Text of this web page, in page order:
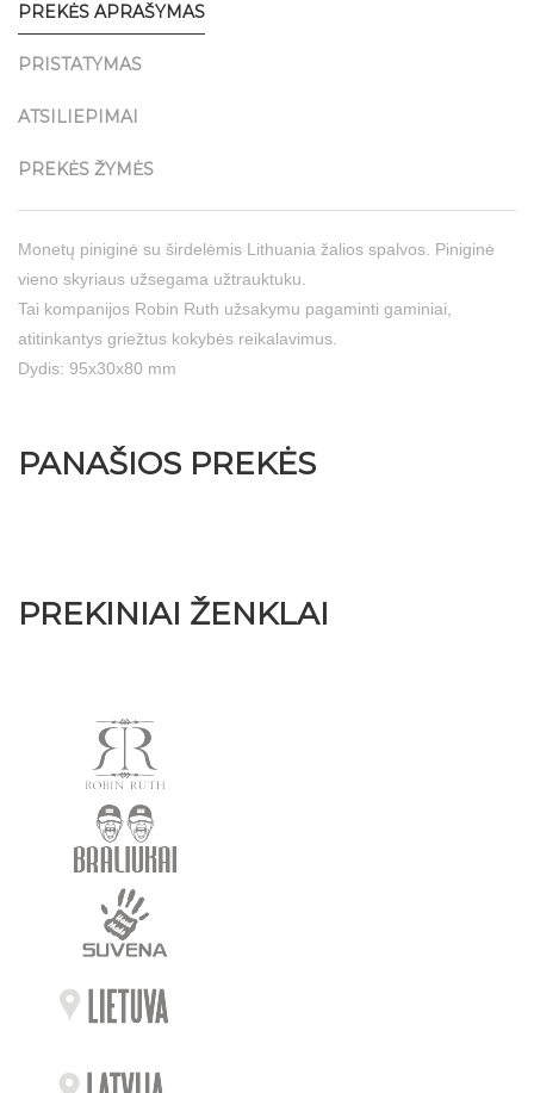
PREKĖS APRAŠYMAS
PRISTATYMAS
ATSILIEPIMAI
PREKĖS ŽYMĖS
Monetų piniginė su širdelėmis Lithuania žalios spalvos. Piniginė
vieno skyriaus užsegama užtrauktuku.
Tai kompanijos Robin Ruth užsakymu pagaminti gaminiai,
atitinkantys griežtus kokybės reikalavimus.
Dydis: 95x30x80 mm
PANAŠIOS PREKĖS
PREKINIAI ŽENKLAI